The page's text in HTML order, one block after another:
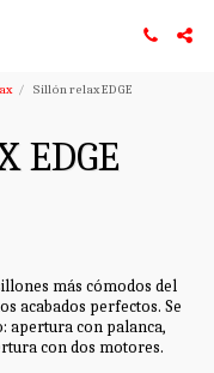
Sillón relax EDGE
EDGE
más cómodos del
acabados perfectos. Se
apertura con palanca,
con dos motores.